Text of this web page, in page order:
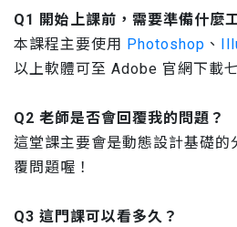
Q1 開始上課前，需要準備什麼
本課程主要使用
Photoshop 、
以上軟體可至 Adobe 官網下載
Q2 老師是否會回覆我的問題？
這堂課主要會是動態設計基礎的
覆問題喔！
Q3 這門課可以看多久？